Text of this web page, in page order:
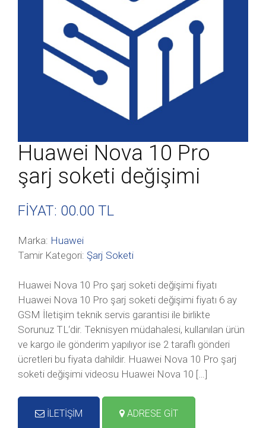
Huawei Nova 10 Pro
şarj soketi değişimi
FİYAT: 00.00 TL
Marka: Huawei
Tamir Kategori: Şarj Soketi
Huawei Nova 10 Pro şarj soketi değişimi fiyatı
Huawei Nova 10 Pro şarj soketi değişimi fiyatı 6 ay
GSM İletişim teknik servis garantisi ile birlikte
Sorunuz TL‘dir. Teknisyen müdahalesi, kullanılan ürün
ve kargo ile gönderim yapılıyor ise 2 taraflı gönderi
ücretleri bu fiyata dahildir. Huawei Nova 10 Pro şarj
soketi değişimi videosu Huawei Nova 10 […]
İLETİŞİM ADRESE GİT